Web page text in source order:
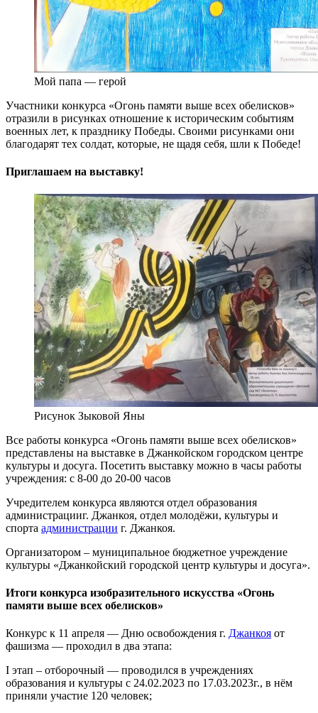
Мой папа — герой
Участники конкурса «Огонь памяти выше всех обелисков»
отразили в рисунках отношение к историческим событиям
военных лет, к празднику Победы. Своими рисунками они
благодарят тех солдат, которые, не щадя себя, шли к Победе!
Приглашаем на выставку!
Рисунок Зыковой Яны
Все работы конкурса «Огонь памяти выше всех обелисков»
представлены на выставке в Джанкойском городском центре
культуры и досуга. Посетить выставку можно в часы работы
учреждения: с 8-00 до 20-00 часов
Учредителем конкурса являются отдел образования
администрацииг. Джанкоя, отдел молодёжи, культуры и
спорта администрации г. Джанкоя.
Организатором – муниципальное бюджетное учреждение
культуры «Джанкойский городской центр культуры и досуга».
Итоги конкурса изобразительного искусства «Огонь
памяти выше всех обелисков»
Конкурс к 11 апреля — Дню освобождения г. Джанкоя от
фашизма — проходил в два этапа:
I этап – отборочный — проводился в учреждениях
образования и культуры с 24.02.2023 по 17.03.2023г., в нём
приняли участие 120 человек;